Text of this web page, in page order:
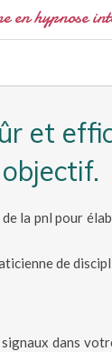
en hypnose
et
la pnl pour
de
dans